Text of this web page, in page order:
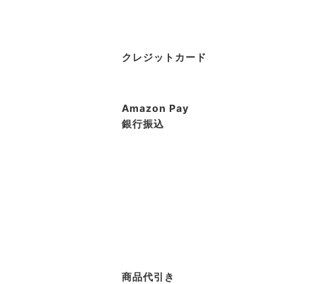
クレジットカード
Amazon Pay
銀行振込
商品代引き